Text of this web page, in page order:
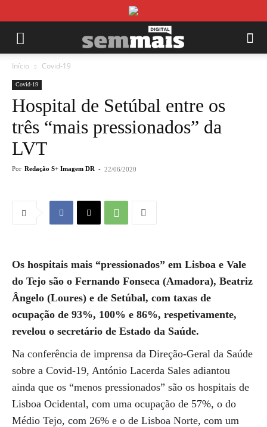
Início Covid-19
Covid-19
Hospital de Setúbal entre os
três “mais pressionados” da
LVT
Por Redação S+ Imagem DR - 22/06/2020
Os hospitais mais “pressionados” em Lisboa e Vale
do Tejo são o Fernando Fonseca (Amadora), Beatriz
Ângelo (Loures) e de Setúbal, com taxas de
ocupação de 93%, 100% e 86%, respetivamente,
revelou o secretário de Estado da Saúde.
Na conferência de imprensa da Direção-Geral da Saúde
sobre a Covid-19, António Lacerda Sales adiantou
ainda que os “menos pressionados” são os hospitais de
Lisboa Ocidental, com uma ocupação de 57%, o do
Médio Tejo, com 26% e o de Lisboa Norte, com um